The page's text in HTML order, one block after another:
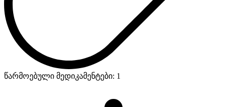
წარმოებული მედიკამენტები: 1